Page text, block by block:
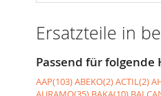
Ersatzteile in
Passend für folgende
AAP(103)ABEKO(2)ACTIL(2)